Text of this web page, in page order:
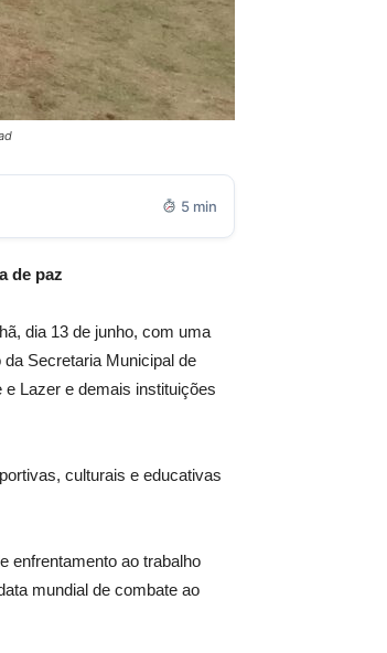
5 min
de paz
dia 13 de junho, com uma
Secretaria Municipal de
Lazer e demais instituições
culturais e educativas
enfrentamento ao trabalho
mundial de combate ao